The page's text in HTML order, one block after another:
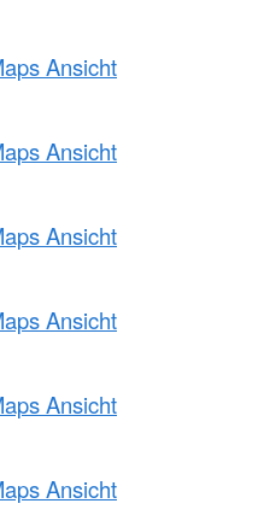
Ansicht
Ansicht
Ansicht
Ansicht
Ansicht
Ansicht